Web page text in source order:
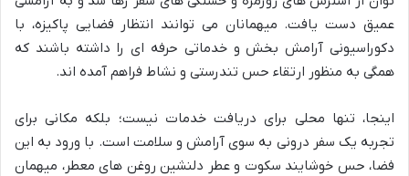
عمیق دست یافت. میهمانان می توانند انتظار فضایی پاکیزه، با
دکوراسیونی آرامش بخش و خدماتی حرفه ای را داشته باشند که
همگی به منظور ارتقاء حس تندرستی و نشاط فراهم آمده اند.
اینجا، تنها محلی برای دریافت خدمات نیست؛ بلکه مکانی برای
تجربه یک سفر درونی به سوی آرامش و سلامت است. با ورود به این
فضا، حس خوشایند سکوت و عطر دلنشین روغن های معطر، میهمان